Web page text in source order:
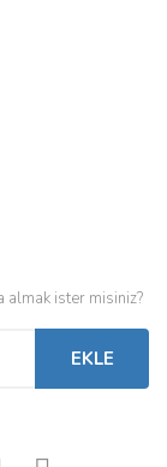
almak ister misiniz?
EKLE